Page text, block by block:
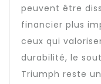
peuvent être
financier plus
ceux qui
durabilité, le
Triumph reste